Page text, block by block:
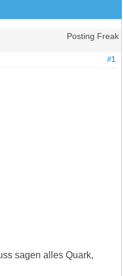
Posting Freak
#1
sagen alles Quark,